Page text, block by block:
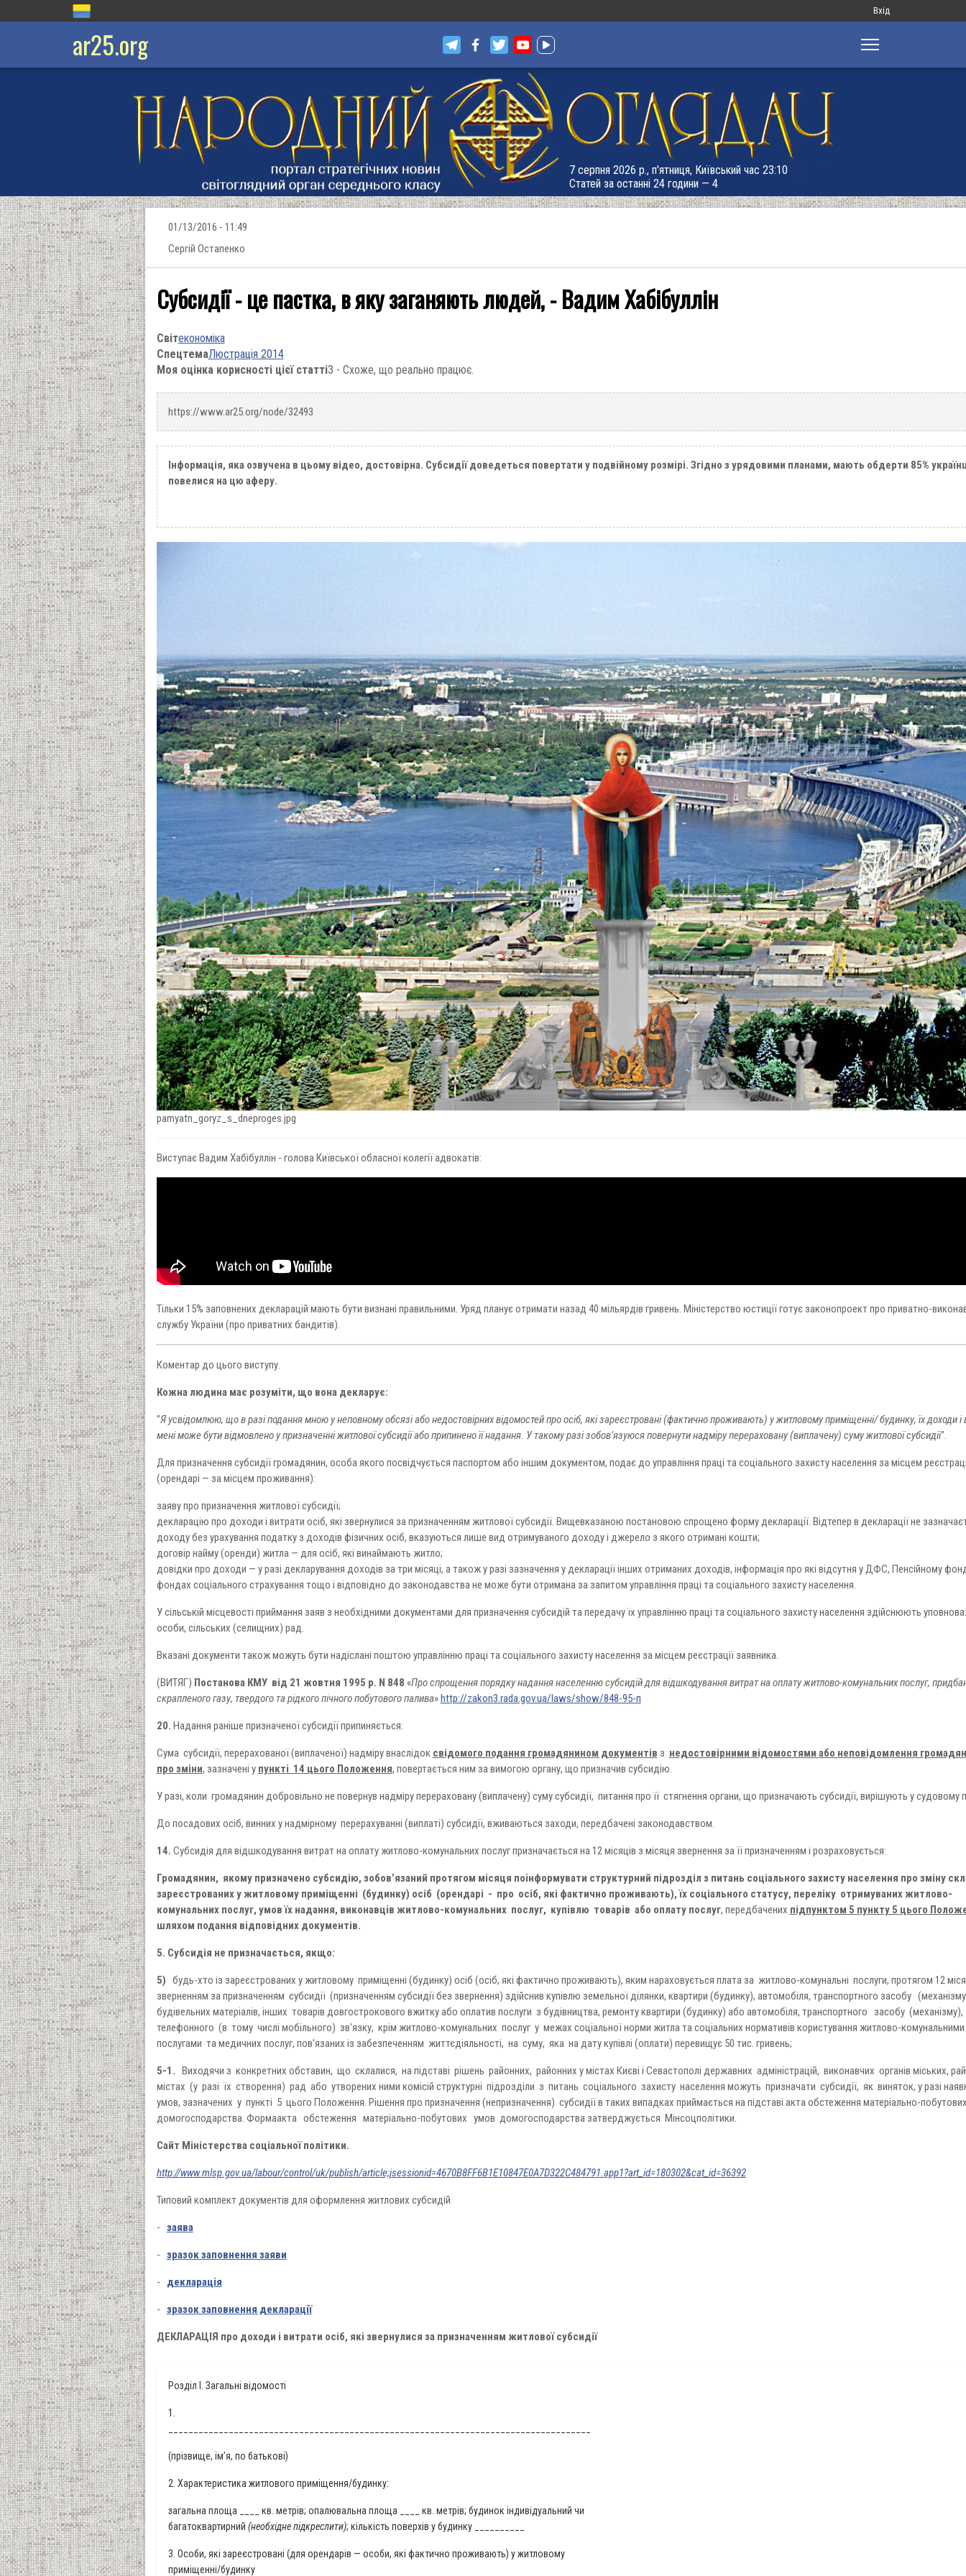
Меню
запису
Вхід
ar25.org
7 серпня 2026 р., п'ятниця, Київський час 23:10
Статей за останні 24 години — 4
01/13/2016 - 11:49
Сергій Остапенко
Субсидії - це пастка, в яку заганяють людей, - Вадим Хабібуллін
Світекономіка
СпецтемаЛюстрація 2014
Моя оцінка корисності цієї статті3 - Схоже, що реально працює.
https://www.ar25.org/node/32493
Інформація, яка озвучена в цьому відео, достовірна. Субсидії доведеться повертати у подвійному розмірі. Згідно з урядовими планами, мають обдерти 85%
повелися на цю аферу.
pamyatn_goryz_s_dneproges.jpg
Виступає Вадим Хабібуллін - голова Київської обласної колегії адвокатів:
Тільки 15% заповнених декларацій мають бути визнані правильними. Уряд планує отримати назад 40 мільярдів гривень. Міністерство юстиції готує законопроект про приватно-
службу України (про приватних бандитів).
Коментар до цього виступу.
Кожна людина має розуміти, що вона декларує:
"Я усвідомлюю, що в разі подання мною у неповному обсязі або недостовірних відомостей про осіб, які зареєстровані (фактично проживають) у житловому приміщенні/ будинку, їх доходи і
мені може бути відмовлено у призначенні житлової субсидії або припинено її надання. У такому разі зобов’язуюся повернути надміру перераховану (виплачену) суму житлової субсидії".
Для призначення субсидії громадянин, особа якого посвідчується паспортом або іншим документом, подає до управління праці та соціального захисту населення за місцем
(орендарі — за місцем проживання):
заяву про призначення житлової субсидії;
декларацію про доходи і витрати осіб, які звернулися за призначенням житлової субсидії. Вищевказаною постановою спрощено форму декларації. Відтепер в декларації не
доходу без урахування податку з доходів фізичних осіб, вказуються лише вид отримуваного доходу і джерело з якого отримані кошти;
договір найму (оренди) житла — для осіб, які винаймають житло;
довідки про доходи — у разі декларування доходів за три місяці, а також у разі зазначення у декларації інших отриманих доходів, інформація про які відсутня у ДФС, Пенсійному
фондах соціального страхування тощо і відповідно до законодавства не може бути отримана за запитом управління праці та соціального захисту населення.
У сільській місцевості приймання заяв з необхідними документами для призначення субсидій та передачу їх управлінню праці та соціального захисту населення здійснюють
особи, сільських (селищних) рад.
Вказані документи також можуть бути надіслані поштою управлінню праці та соціального захисту населення за місцем реєстрації заявника.
(ВИТЯГ) Постанова КМУ від 21 жовтня 1995 р. N 848 «Про спрощення порядку надання населенню субсидій для відшкодування витрат на оплату житлово-комунальних послуг,
скрапленого газу, твердого та рідкого пічного побутового палива»http://zakon3.rada.gov.ua/laws/show/848-95-п
20. Надання раніше призначеної субсидії припиняється:
Сума субсидії, перерахованої (виплаченої) надміру внаслідок свідомого подання громадянином документів з недостовірними відомостями або неповідомлення
про зміни, зазначені у пункті 14 цього Положення, повертається ним за вимогою органу, що призначив субсидію.
У разі, коли громадянин добровільно не повернув надміру перераховану (виплачену) суму субсидії, питання про її стягнення органи, що призначають субсидії, вирішують у судовому
До посадових осіб, винних у надмірному перерахуванні (виплаті) субсидії, вживаються заходи, передбачені законодавством.
14. Субсидія для відшкодування витрат на оплату житлово-комунальних послуг призначається на 12 місяців з місяця звернення за її призначенням і розраховується:
Громадянин, якому призначено субсидію, зобов’язаний протягом місяця поінформувати структурний підрозділ з питань соціального захисту населення про зміну
зареєстрованих у житловому приміщенні (будинку) осіб (орендарі - про осіб, які фактично проживають), їх соціального статусу, переліку отримуваних житлово-
комунальних послуг, умов їх надання, виконавців житлово-комунальних послуг, купівлю товарів або оплату послуг, передбачених підпунктом 5 пункту 5 цього
шляхом подання відповідних документів.
5. Субсидія не призначається, якщо:
5) будь-хто із зареєстрованих у житловому приміщенні (будинку) осіб (осіб, які фактично проживають), яким нараховується плата за житлово-комунальні послуги, протягом 12
зверненням за призначенням субсидії (призначенням субсидії без звернення) здійснив купівлю земельної ділянки, квартири (будинку), автомобіля, транспортного засобу
будівельних матеріалів, інших товарів довгострокового вжитку або оплатив послуги з будівництва, ремонту квартири (будинку) або автомобіля, транспортного засобу (механізму),
телефонного (в тому числі мобільного) зв'язку, крім житлово-комунальних послуг у межах соціальної норми житла та соціальних нормативів користування житлово-комунальними
послугами та медичних послуг, пов'язаних із забезпеченням життєдіяльності, на суму, яка на дату купівлі (оплати) перевищує 50 тис. гривень;
5-1. Виходячи з конкретних обставин, що склалися, на підставі рішень районних, районних у містах Києві і Севастополі державних адміністрацій, виконавчих органів міських,
містах (у разі їх створення) рад або утворених ними комісій структурні підрозділи з питань соціального захисту населення можуть призначати субсидії, як виняток, у разі
умов, зазначених у пункті 5 цього Положення. Рішення про призначення (непризначення) субсидії в таких випадках приймається на підставі акта обстеження матеріально-
домогосподарства. Формаакта обстеження матеріально-побутових умов домогосподарства затверджується Мінсоцполітики.
Сайт Міністерства соціальної політики.
http://www.mlsp.gov.ua/labour/control/uk/publish/article;jsessionid=4670B8FF6B1E10847E0A7D322C484791.app1?art_id=180302&cat_id=36392
Типовий комплект документів для оформлення житлових субсидій
- заява
- зразок заповнення заяви
- декларація
- зразок заповнення декларації
ДЕКЛАРАЦІЯ про доходи і витрати осіб, які звернулися за призначенням житлової субсидії
Розділ I. Загальні відомості
1.
(прізвище, ім’я, по батькові)
2. Характеристика житлового приміщення/будинку:
загальна площа ____ кв. метрів; опалювальна площа ____ кв. метрів; будинок індивідуальний чи
багатоквартирний (необхідне підкреслити); кількість поверхів у будинку __________
3. Особи, які зареєстровані (для орендарів — особи, які фактично проживають) у житловому
приміщенні/будинку